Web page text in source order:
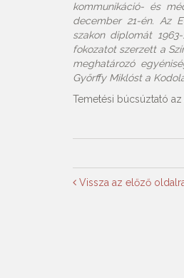
kommunikáció- és
december 21-én. Az
szakon diplomát
fokozatot szerzett a
meghatározó
Győrffy Miklóst a
Temetési búcsúztató az
Vissza az előző